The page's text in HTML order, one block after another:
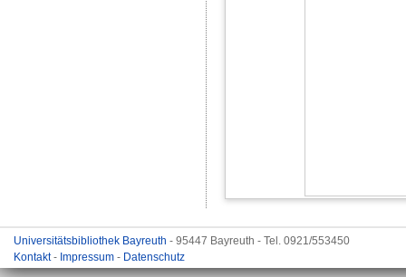
Universitätsbibliothek Bayreuth - 95447 Bayreuth - Tel. 0921/553450
Kontakt- Impressum - Datenschutz